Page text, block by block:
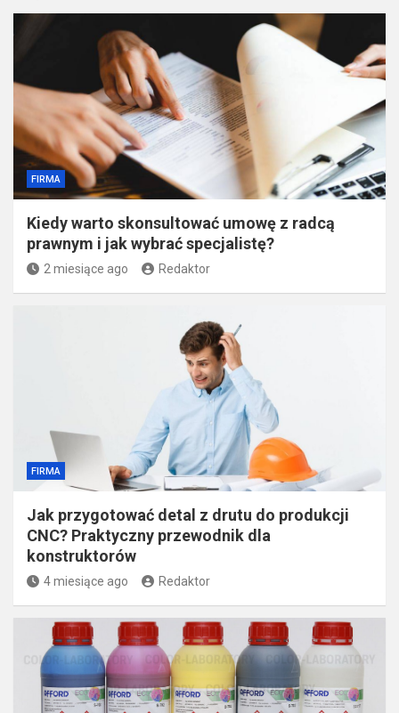
FIRMA
Kiedy warto skonsultować umowę z radcą
prawnym i jak wybrać specjalistę?
2 miesiące ago Redaktor
FIRMA
Jak przygotować detal z drutu do produkcji
CNC? Praktyczny przewodnik dla
konstruktorów
4 miesiące ago Redaktor